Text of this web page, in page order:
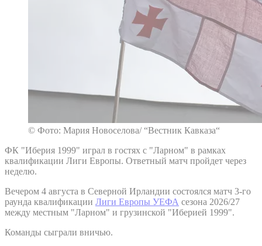
© Фото: Мария Новоселова/ “Вестник Кавказа“
ФК "Иберия 1999" играл в гостях с "Ларном" в рамках
квалификации Лиги Европы. Ответный матч пройдет через
неделю.
Вечером 4 августа в Северной Ирландии состоялся матч 3-го
раунда квалификации Лиги Европы УЕФА сезона 2026/27
между местным "Ларном" и грузинской "Иберией 1999".
Команды сыграли вничью.